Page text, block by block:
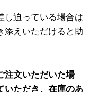
し迫っている場合は
添えいただけると助
注文いただいた場
いただき、在庫のあ